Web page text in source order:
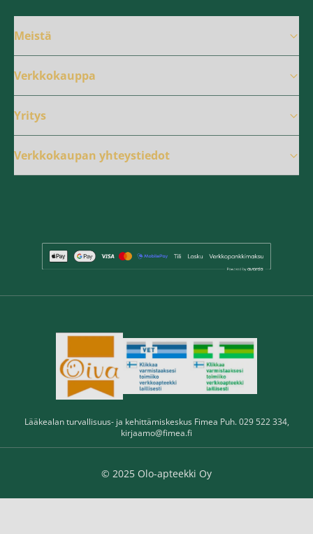
Meistä
Verkkokauppa
Yritys
Verkkokaupan yhteystiedot
Lääkealan turvallisuus- ja kehittämiskeskus Fimea Puh. 029 522 334,
kirjaamo@fimea.fi
© 2025 Olo-apteekki Oy